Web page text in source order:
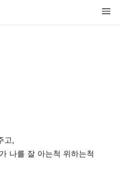
고,
나를 잘 아는척 위하는척